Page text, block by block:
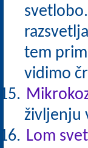
tem
vidimo
življenju
Lom